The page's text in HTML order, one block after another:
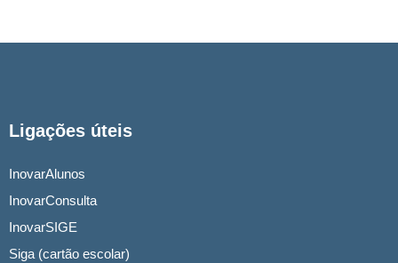
Ligações úteis
InovarAlunos
InovarConsulta
InovarSIGE
Siga (cartão escolar)